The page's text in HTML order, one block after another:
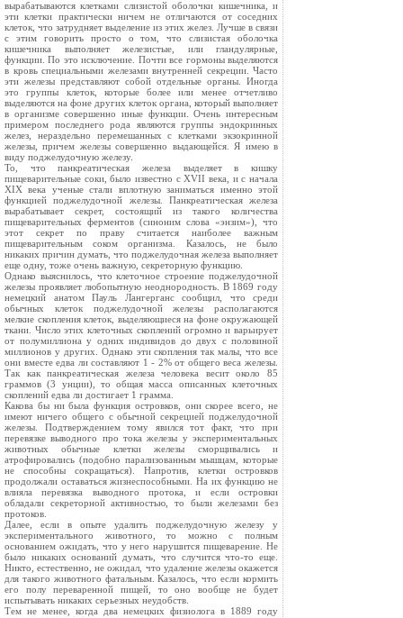
вырабатываются клетками слизистой оболочки кишечника, и
эти клетки практически ничем не отличаются от соседних
клеток, что затрудняет выделение из этих желез. Лучше в связи
с этим говорить просто о том, что слизистая оболочка
кишечника выполняет железистые, или гландулярные,
функции. По это исключение. Почти все гормоны выделяются
в кровь специальными железами внутренней секреции. Часто
эти железы представляют собой отдельные органы. Иногда
это группы клеток, которые более или менее отчетливо
выделяются на фоне других клеток органа, который выполняет
в организме совершенно иные функции. Очень интересным
примером последнего рода являются группы эндокринных
желез, нераздельно перемешанных с клетками экзокринной
железы, причем железы совершенно выдающейся. Я имею в
виду поджелудочную железу.
То, что панкреатическая железа выделяет в кишку
пищеварительные соки, было известно с XVII века, и с начала
XIX века ученые стали вплотную заниматься именно этой
функцией поджелудочной железы. Панкреатическая железа
вырабатывает секрет, состоящий из такого количества
пищеварительных ферментов (синоним слова «энзим»), что
этот секрет по праву считается наиболее важным
пищеварительным соком организма. Казалось, не было
никаких причин думать, что поджелудочная железа выполняет
еще одну, тоже очень важную, секреторную функцию.
Однако выяснилось, что клеточное строение поджелудочной
железы проявляет любопытную неоднородность. В 1869 году
немецкий анатом Пауль Лангерганс сообщил, что среди
обычных клеток поджелудочной железы располагаются
мелкие скопления клеток, выделяющиеся на фоне окружающей
ткани. Число этих клеточных скоплений огромно и варьирует
от полумиллиона у одних индивидов до двух с половиной
миллионов у других. Однако эти скопления так малы, что все
они вместе едва ли составляют 1 - 2% от общего веса железы.
Так как панкреатическая железа человека весит около 85
граммов (3 унции), то общая масса описанных клеточных
скоплений едва ли достигает 1 грамма.
Какова бы ни была функция островков, они скорее всего, не
имеют ничего общего с обычной секрецией поджелудочной
железы. Подтверждением тому явился тот факт, что при
перевязке выводного про тока железы у экспериментальных
животных обычные клетки железы сморщивались и
атрофировались (подобно парализованным мышцам, которые
не способны сокращаться). Напротив, клетки островков
продолжали оставаться жизнеспособными. На их функцию не
влияла перевязка выводного протока, и если островки
обладали секреторной активностью, то были железами без
протоков.
Далее, если в опыте удалить поджелудочную железу у
экспериментального животного, то можно с полным
основанием ожидать, что у него нарушится пищеварение. Не
было никаких оснований думать, что случится что-то еще.
Никто, естественно, не ожидал, что удаление железы окажется
для такого животного фатальным. Казалось, что если кормить
его полу переваренной пищей, то оно вообще не будет
испытывать никаких серьезных неудобств.
Тем не менее, когда два немецких физиолога в 1889 году